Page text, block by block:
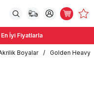
İyi Fiyatlarla
Boyalar / Golden Heavy